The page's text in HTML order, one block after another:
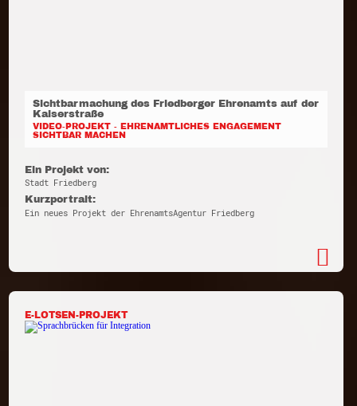
Sichtbarmachung des Friedberger Ehrenamts auf der
Kaiserstraße
VIDEO-PROJEKT - EHRENAMTLICHES ENGAGEMENT
SICHTBAR MACHEN
Ein Projekt von:
Stadt Friedberg
Kurzportrait:
Ein neues Projekt der EhrenamtsAgentur Friedberg
E-LOTSEN-PROJEKT